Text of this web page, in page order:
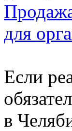
для
Если
в